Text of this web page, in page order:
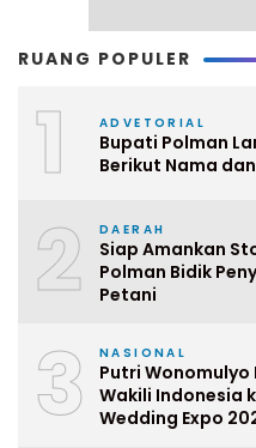
RUANG POPULER
1 ADVETORIAL
Bupati Polman
Berikut Nama
2 DAERAH
Siap Amankan
Polman Bidik
Petani
3 NASIONAL
Putri Wonomulyo
Wakili Indonesia
Wedding Expo